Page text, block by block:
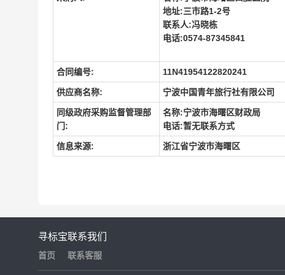
地址:三市路1-2号
联系人:冯晓栋
电话:0574-87345841
合同编号: 11N41954122820241
供应商名称: 宁波中国青年旅行社有限公司
同级政府采购监督管理部
门:
名称:宁波市海曙区财政局
电话:暂无联系方式
信息来源: 浙江省宁波市海曙区
寻标宝
首页
联系我们
联系客服